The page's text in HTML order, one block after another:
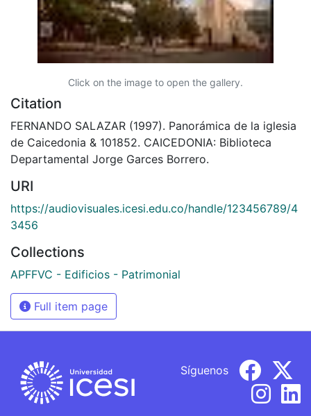
Click on the image to open the gallery.
Citation
FERNANDO SALAZAR (1997). Panorámica de la iglesia
de Caicedonia & 101852. CAICEDONIA: Biblioteca
Departamental Jorge Garces Borrero.
URI
https://audiovisuales.icesi.edu.co/handle/123456789/4
3456
Collections
APFFVC - Edificios - Patrimonial
Full item page
Síguenos